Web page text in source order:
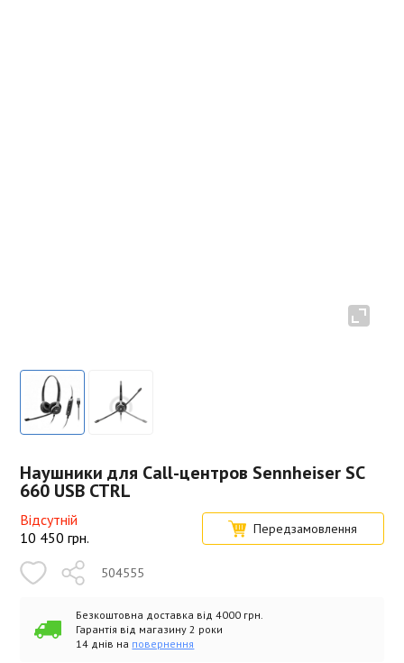
Наушники для Call-центров Sennheiser SC
660 USB CTRL
Відсутній
10 450 грн. Передзамовлення
504555
Безкоштовна доставка від 4000 грн.
Гарантія від магазину 2 роки
14 днів на повернення